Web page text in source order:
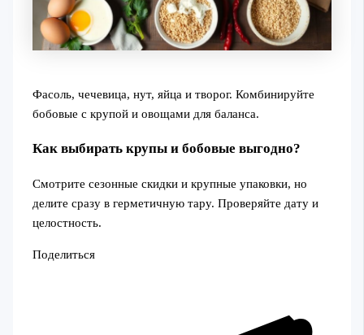
Фасоль, чечевица, нут, яйца и творог. Комбинируйте
бобовые с крупой и овощами для баланса.
Как выбирать крупы и бобовые выгодно?
Смотрите сезонные скидки и крупные упаковки, но
делите сразу в герметичную тару. Проверяйте дату и
целостность.
Поделиться